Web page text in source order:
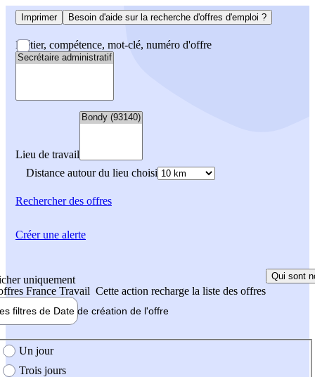
Imprimer Besoin d'aide sur la recherche d'offres d'emploi ?
Métier, compétence, mot-clé, numéro d'offre
Lieu de travail
Distance autour du lieu choisi
Rechercherdes offres
uniquement
France Travail Cette action recharge la liste des offres
Qui sont
filtres de Date de création de l'offre
création de l'offre
Un jour
Trois jours
Créer une alerte